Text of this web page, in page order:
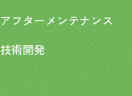
アフターメンテナンス
技術開発